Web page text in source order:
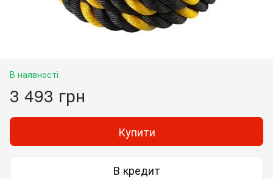
В наявності
3 493 грн
Купити
В кредит